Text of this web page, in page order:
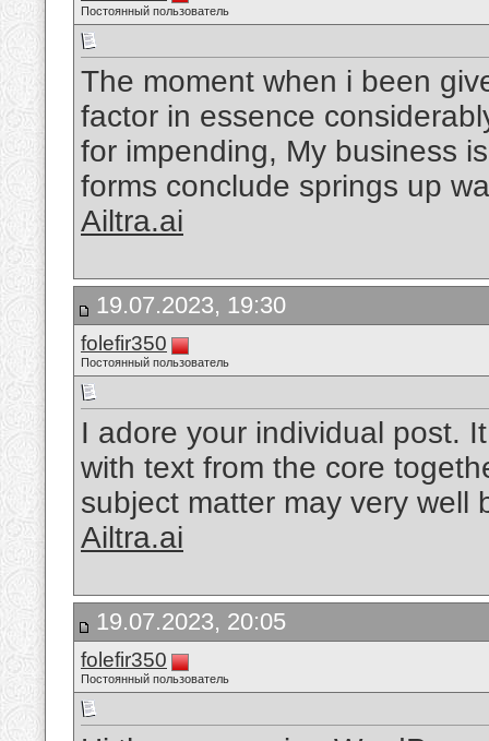
Постоянный пользователь
The moment when i been
factor in essence
for impending, My business
forms conclude springs up
Ailtra.ai
19.07.2023, 19:30
folefir350
Постоянный пользователь
I adore your individual post.
with text from the core
subject matter may very well
Ailtra.ai
19.07.2023, 20:05
folefir350
Постоянный пользователь